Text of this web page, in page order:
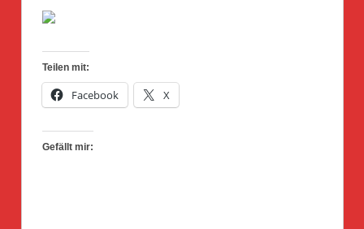
Teilen mit:
Facebook X
Gefällt mir: